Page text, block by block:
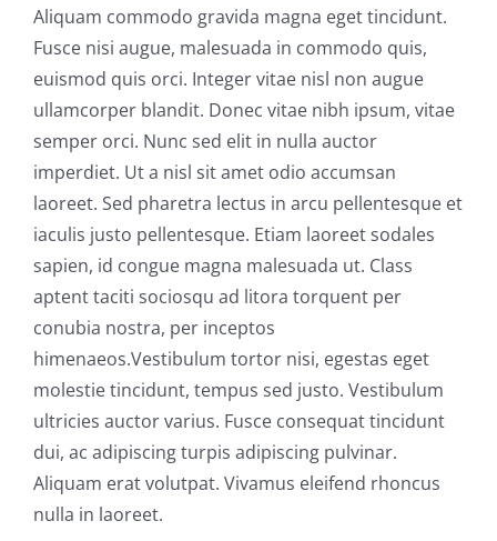
Aliquam commodo gravida magna eget tincidunt.
Fusce nisi augue, malesuada in commodo quis,
euismod quis orci. Integer vitae nisl non augue
ullamcorper blandit. Donec vitae nibh ipsum, vitae
semper orci. Nunc sed elit in nulla auctor
imperdiet. Ut a nisl sit amet odio accumsan
laoreet. Sed pharetra lectus in arcu pellentesque et
iaculis justo pellentesque. Etiam laoreet sodales
sapien, id congue magna malesuada ut. Class
aptent taciti sociosqu ad litora torquent per
conubia nostra, per inceptos
himenaeos.Vestibulum tortor nisi, egestas eget
molestie tincidunt, tempus sed justo. Vestibulum
ultricies auctor varius. Fusce consequat tincidunt
dui, ac adipiscing turpis adipiscing pulvinar.
Aliquam erat volutpat. Vivamus eleifend rhoncus
nulla in laoreet.